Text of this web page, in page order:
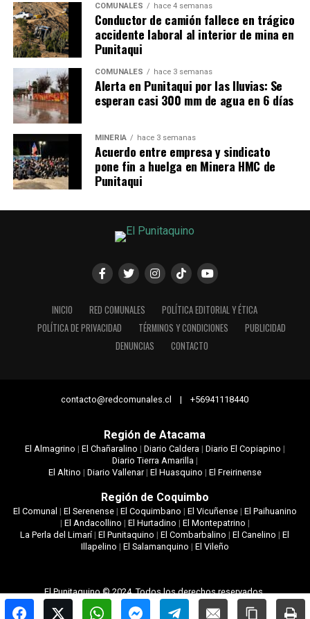
COMUNALES hace 4 semanas
Conductor de camión fallece en trágico
accidente laboral al interior de mina en
Punitaqui
COMUNALES hace 3 semanas
Alerta en Punitaqui por las lluvias: Se
esperan casi 300 mm de agua en 6 días
MINERÍA hace 3 semanas
Acuerdo entre empresa y sindicato
pone fin a huelga en Minera HMC de
Punitaqui
INICIO RED COMUNALES
POLÍTICA EDITORIAL Y ÉTICA
POLÍTICA DE PRIVACIDAD
TÉRMINOS Y CONDICIONES
PUBLICIDAD
DENUNCIAS
CONTACTO
contacto@redcomunales.cl | +56941118440
Región de Atacama
El Almagrino | El Chañaralino | Diario Caldera | Diario El Copiapino |
Diario Tierra Amarilla |
El Altino | Diario Vallenar| El Huasquino | El Freirinense
Región de Coquimbo
El Comunal | El Serenense| El Coquimbano | El Vicuñense| El Paihuanino
| El Andacollino | El Hurtadino | El Montepatrino |
La Perla del Limarí|El Punitaquino |El Combarbalino |El Canelino |El
Illapelino | El Salamanquino | El Vileño
El Punitaquino © 2024. Todos los derechos reservados.